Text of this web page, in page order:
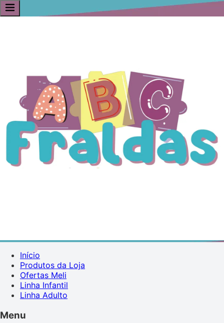
Início
Produtos da Loja
Ofertas Meli
Linha Infantil
Linha Adulto
Menu